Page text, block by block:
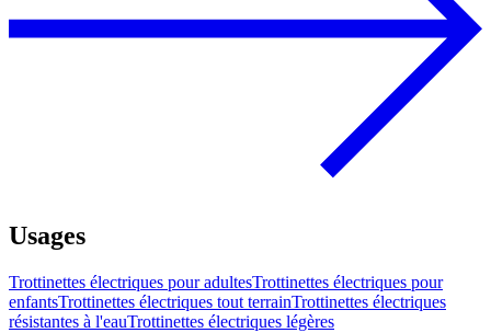
Usages
Trottinettes électriques pour adultesTrottinettes électriques pour
enfantsTrottinettes électriques tout terrainTrottinettes électriques
résistantes à l'eauTrottinettes électriques légères